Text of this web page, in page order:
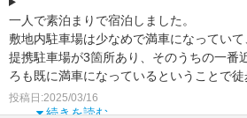
一人で素泊まりで宿泊しました。
敷地内駐車場は少なめで満車になっていて
提携駐車場が3箇所あり、そのうちの一番
ろも既に満車になっているということで徒
らいのところの立駐を紹介して
続きを読む
投稿日:2025/03/16